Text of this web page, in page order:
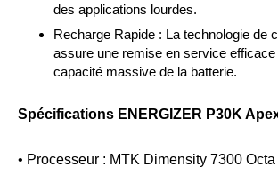
des applications lourdes.
Recharge Rapide : La technologie de
assure une remise en service
capacité massive de la batterie.
Spécifications ENERGIZER P30K
• Processeur : MTK Dimensity 7300